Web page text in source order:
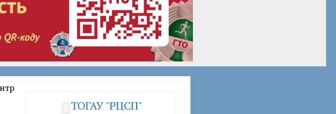
ТОГАУ "РЦСП"